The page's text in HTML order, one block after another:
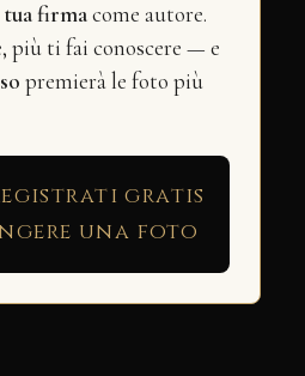
tua firmacome autore.
più ti fai conoscere — e
premierà le foto più
gratis
una foto